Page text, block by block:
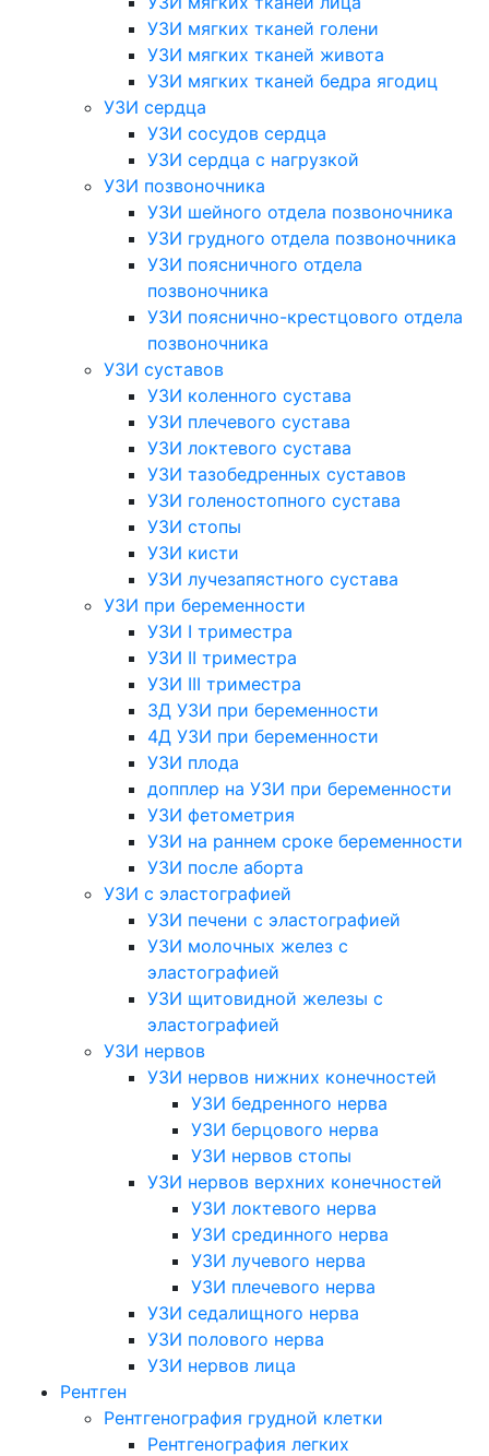
УЗИ мягких тканей голени
УЗИ мягких тканей живота
УЗИ мягких тканей бедра ягодиц
УЗИ сердца
УЗИ сосудов сердца
УЗИ сердца с нагрузкой
УЗИ позвоночника
УЗИ шейного отдела позвоночника
УЗИ грудного отдела позвоночника
УЗИ поясничного отдела
позвоночника
УЗИ пояснично-крестцового отдела
позвоночника
УЗИ суставов
УЗИ коленного сустава
УЗИ плечевого сустава
УЗИ локтевого сустава
УЗИ тазобедренных суставов
УЗИ голеностопного сустава
УЗИ стопы
УЗИ кисти
УЗИ лучезапястного сустава
УЗИ при беременности
УЗИ I триместра
УЗИ II триместра
УЗИ III триместра
3Д УЗИ при беременности
4Д УЗИ при беременности
УЗИ плода
допплер на УЗИ при беременности
УЗИ фетометрия
УЗИ на раннем сроке беременности
УЗИ после аборта
УЗИ с эластографией
УЗИ печени с эластографией
УЗИ молочных желез с
эластографией
УЗИ щитовидной железы с
эластографией
УЗИ нервов
УЗИ нервов нижних конечностей
УЗИ бедренного нерва
УЗИ берцового нерва
УЗИ нервов стопы
УЗИ нервов верхних конечностей
УЗИ локтевого нерва
УЗИ срединного нерва
УЗИ лучевого нерва
УЗИ плечевого нерва
УЗИ седалищного нерва
УЗИ полового нерва
УЗИ нервов лица
Рентген
Рентгенография грудной клетки
Рентгенография легких